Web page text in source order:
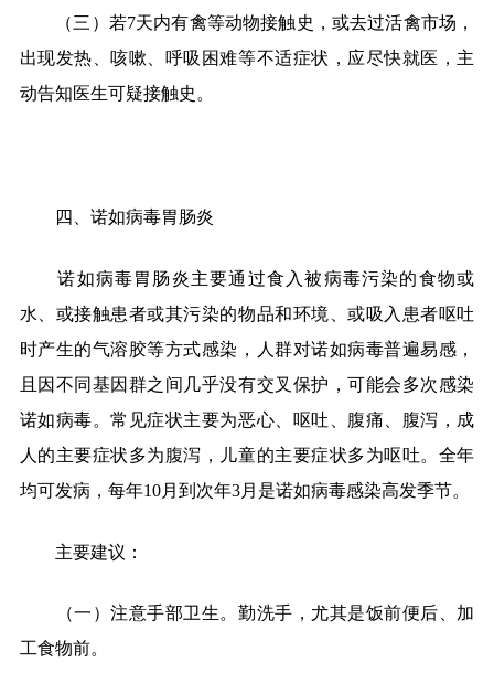
（三）若7天内有禽等动物接触史，或去过活禽市场，
出现发热、咳嗽、呼吸困难等不适症状，应尽快就医，主
动告知医生可疑接触史。
四、诺如病毒胃肠炎
诺如病毒胃肠炎主要通过食入被病毒污染的食物或
水、或接触患者或其污染的物品和环境、或吸入患者呕吐
时产生的气溶胶等方式感染，人群对诺如病毒普遍易感，
且因不同基因群之间几乎没有交叉保护，可能会多次感染
诺如病毒。常见症状主要为恶心、呕吐、腹痛、腹泻，成
人的主要症状多为腹泻，儿童的主要症状多为呕吐。全年
均可发病，每年10月到次年3月是诺如病毒感染高发季节。
主要建议：
（一）注意手部卫生。勤洗手，尤其是饭前便后、加
工食物前。